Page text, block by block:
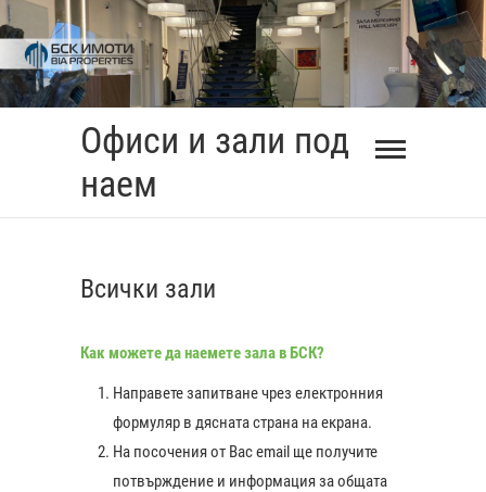
Skip
to
content
Офиси и зали под
наем
Всички зали
Как можете да наемете зала в БСК?
Направете запитване чрез електронния
формуляр в дясната страна на екрана.
На посочения от Вас еmail ще получите
потвърждение и информация за общата